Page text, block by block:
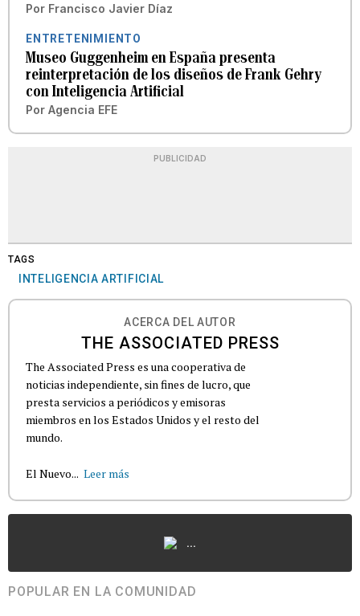
Por Francisco Javier Díaz
ENTRETENIMIENTO
Museo Guggenheim en España presenta
reinterpretación de los diseños de Frank Gehry
con Inteligencia Artificial
Por Agencia EFE
PUBLICIDAD
TAGS
INTELIGENCIA ARTIFICIAL
ACERCA DEL AUTOR
THE ASSOCIATED PRESS
The Associated Press es una cooperativa de
noticias independiente, sin fines de lucro, que
presta servicios a periódicos y emisoras
miembros en los Estados Unidos y el resto del
mundo.
El Nuevo... Leer más
...
POPULAR EN LA COMUNIDAD